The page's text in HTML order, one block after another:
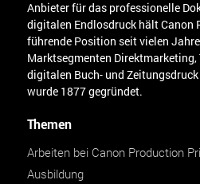
Anbieter für das professionelle
digitalen Endlosdruck hält Canon
führende Position seit vielen
Marktsegmenten
digitalen Buch- und
wurde 1877 gegründet.
Themen
Arbeiten bei Canon Production
Ausbildung